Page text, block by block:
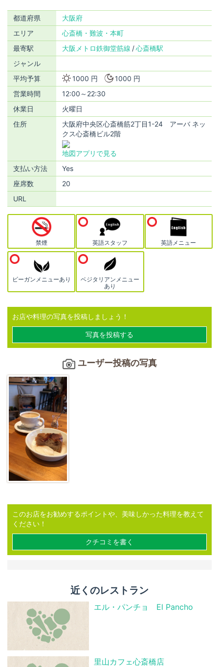
都道府県
大阪府
エリア
心斎橋・難波・本町
最寄駅
大阪メトロ鉄御堂筋線
心斎橋駅
ジャンル
平均予算
1000 円
1000 円
営業時間
12:00～22:30
休業日
火曜日
住所
大阪府中央区心斎橋筋2丁目1-24 アーバ ネッ
クス心斎橋ビル2階
地図アプリで見る
支払い方法
Yes
座席数
20
URL
禁煙 英語スタッフ 英語メニュー
ビーガンメニューあり
ベジタリアンメニュー
あり
お店や料理の写真を投稿しましょう！
写真を投稿する
ユーザー投稿の写真
このお店をお勧めするポイントや、美味しかった料理を教えて
ください！
クチコミを書く
近くのレストラン
エル・パンチョ El Pancho
里山カフェ心斎橋店